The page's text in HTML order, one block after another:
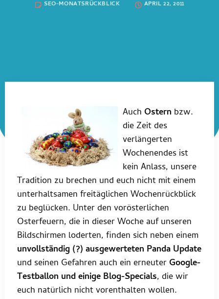
SEO-MONATSRÜCKBLICK APRIL 22, 2011
Auch Ostern bzw.
die Zeit des
verlängerten
Wochenendes ist
kein Anlass, unsere
Tradition zu brechen und euch nicht mit einem
unterhaltsamen freitäglichen Wochenrückblick
zu beglücken. Unter den vorösterlichen
Osterfeuern, die in dieser Woche auf unseren
Bildschirmen loderten, finden sich neben einem
unvollständig (?) ausgewerteten Panda Update
und seinen Gefahren auch ein erneuter Google-
Testballon und einige Blog-Specials, die wir
euch natürlich nicht vorenthalten wollen.